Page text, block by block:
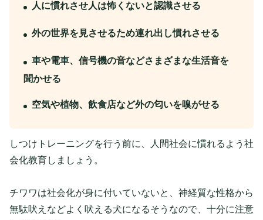
人に慣れさせ人は怖くないと認識させる
外の世界を見させるため連れ出し慣れさせる
車や電車、信号機の音などさまざまな生活音を
聞かせる
空気や植物、飲食店など外の匂いを嗅がせる
しつけトレーニングを行う前に、人間社会に慣れるよう社
会化教育しましょう。
チワワは社会化が身に付いていないと、神経質な性格から
無駄吠えなどよく吠える犬になるそうなので、十分に注意